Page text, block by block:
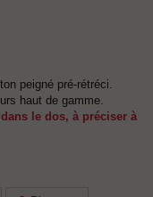
peigné pré-rétréci.
haut de gamme.
le dos, à préciser à